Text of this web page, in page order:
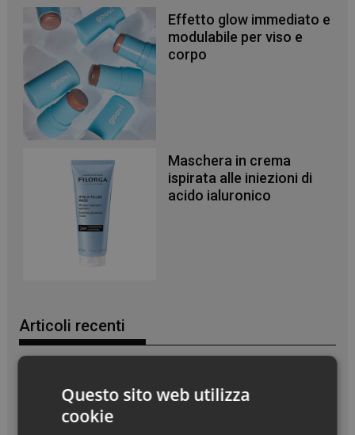
Effetto glow immediato e
modulabile per viso e
corpo
Maschera in crema
ispirata alle iniezioni di
acido ialuronico
Articoli recenti
Doposole, il beauty ritual che fa durare l’estate sulla pelle
Effetto glow immediato e modulabile per viso e corpo
Questo sito web utilizza
cookie